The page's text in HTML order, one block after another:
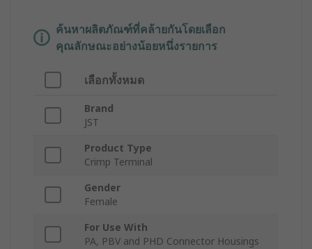
ค้นหาผลิตภัณฑ์ที่คล้ายกันโดยเลือก
คุณลักษณะอย่างน้อยหนึ่งรายการ
เลือกทั้งหมด
Brand
JST
Product Type
Crimp Terminal
Gender
Female
For Use With
PA, PBV and PHD Connector Housings